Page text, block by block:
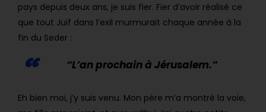
pays depuis deux ans, je suis fier. Fier d’avoir réalisé ce
que tout Juif dans l’exil murmurait chaque année à la
fin du Seder :
“L’an prochain à Jérusalem.”
Eh bien moi, j’y suis venu. Mon père m’a montré la voie,